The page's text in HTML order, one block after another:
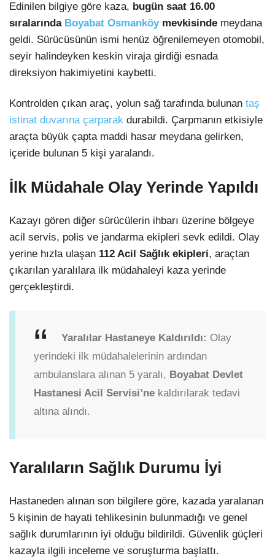
Edinilen bilgiye göre kaza, bugün saat 16.00
sıralarında Boyabat Osmanköymevkisinde meydana
geldi. Sürücüsünün ismi henüz öğrenilemeyen otomobil,
seyir halindeyken keskin viraja girdiği esnada
direksiyon hakimiyetini kaybetti.
Kontrolden çıkan araç, yolun sağ tarafında bulunan taş
istinat duvarına çarparak durabildi. Çarpmanın etkisiyle
araçta büyük çapta maddi hasar meydana gelirken,
içeride bulunan 5 kişi yaralandı.
İlk Müdahale Olay Yerinde Yapıldı
Kazayı gören diğer sürücülerin ihbarı üzerine bölgeye
acil servis, polis ve jandarma ekipleri sevk edildi. Olay
yerine hızla ulaşan 112 Acil Sağlık ekipleri, araçtan
çıkarılan yaralılara ilk müdahaleyi kaza yerinde
gerçekleştirdi.
Yaralılar Hastaneye Kaldırıldı: Olay
yerindeki ilk müdahalelerinin ardından
ambulanslara alınan 5 yaralı, Boyabat Devlet
Hastanesi Acil Servisi’ne kaldırılarak tedavi
altına alındı.
Yaralıların Sağlık Durumu İyi
Hastaneden alınan son bilgilere göre, kazada yaralanan
5 kişinin de hayati tehlikesinin bulunmadığı ve genel
sağlık durumlarının iyi olduğu bildirildi. Güvenlik güçleri
kazayla ilgili inceleme ve soruşturma başlattı.